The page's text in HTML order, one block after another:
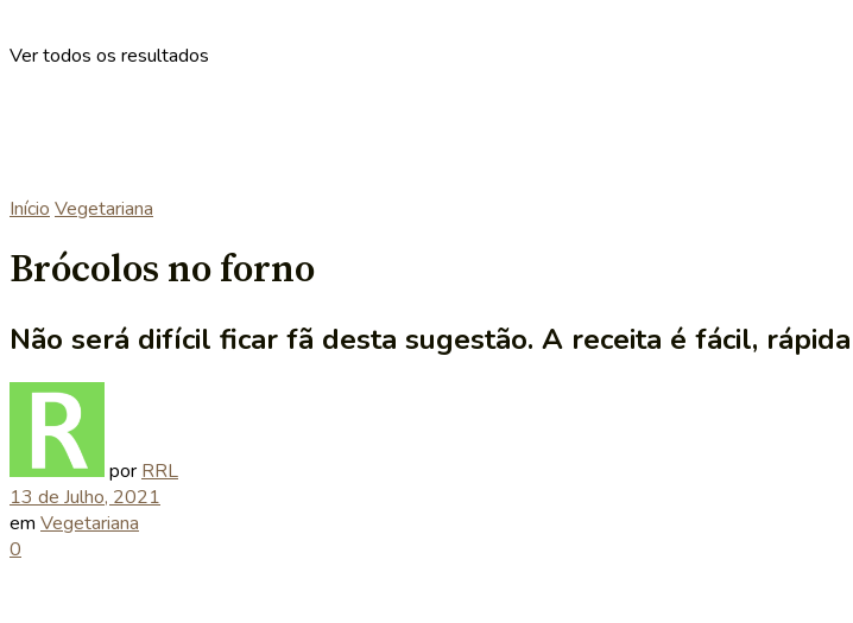
Ver todos os resultados
Início Vegetariana
Brócolos no forno
Não será difícil ficar fã desta sugestão. A receita é fácil,
por RRL
13 de Julho, 2021
em Vegetariana
0